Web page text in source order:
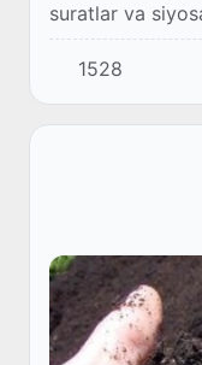
suratlar va
salomlashishi
e'tiboringizga
1528